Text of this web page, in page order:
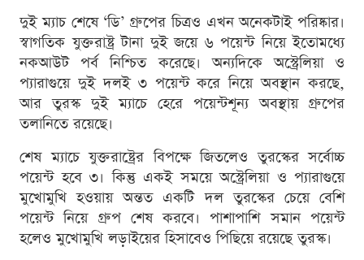
দুই ম্যাচ শেষে ‘ডি’ গ্রুপের চিত্রও এখন অনেকটাই পরিষ্কার।
স্বাগতিক যুক্তরাষ্ট্র টানা দুই জয়ে ৬ পয়েন্ট নিয়ে ইতোমধ্যে
নকআউট পর্ব নিশ্চিত করেছে। অন্যদিকে অস্ট্রেলিয়া ও
প্যারাগুয়ে দুই দলই ৩ পয়েন্ট করে নিয়ে অবস্থান করছে,
আর তুরস্ক দুই ম্যাচে হেরে পয়েন্টশূন্য অবস্থায় গ্রুপের
তলানিতে রয়েছে।
শেষ ম্যাচে যুক্তরাষ্ট্রের বিপক্ষে জিতলেও তুরস্কের সর্বোচ্চ
পয়েন্ট হবে ৩। কিন্তু একই সময়ে অস্ট্রেলিয়া ও প্যারাগুয়ে
মুখোমুখি হওয়ায় অন্তত একটি দল তুরস্কের চেয়ে বেশি
পয়েন্ট নিয়ে গ্রুপ শেষ করবে। পাশাপাশি সমান পয়েন্ট
হলেও মুখোমুখি লড়াইয়ের হিসাবেও পিছিয়ে রয়েছে তুরস্ক।